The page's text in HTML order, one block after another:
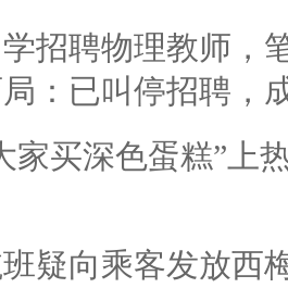
招聘物理教师，
：已叫停招聘，
家买深色蛋糕”上
疑向乘客发放西